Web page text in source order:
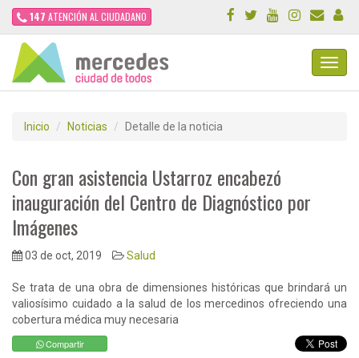
147 ATENCIÓN AL CIUDADANO
Inicio Noticias Detalle de la noticia
Con gran asistencia Ustarroz encabezó
inauguración del Centro de Diagnóstico por
Imágenes
03 de oct, 2019 Salud
Se trata de una obra de dimensiones históricas que brindará un
valiosísimo cuidado a la salud de los mercedinos ofreciendo una
cobertura médica muy necesaria
Compartir